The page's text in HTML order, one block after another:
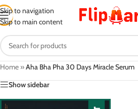
Skip to navigation
Skip to main content
Home »Aha Bha Pha 30 Days Miracle Serum
Show sidebar